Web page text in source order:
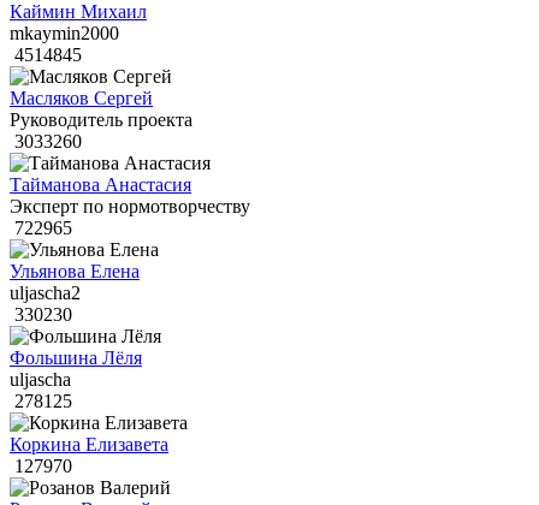
Каймин Михаил
mkaymin2000
4514845
Масляков Сергей
Руководитель проекта
3033260
Тайманова Анастасия
Эксперт по нормотворчеству
722965
Ульянова Елена
uljascha2
330230
Фольшина Лёля
uljascha
278125
Коркина Елизавета
127970